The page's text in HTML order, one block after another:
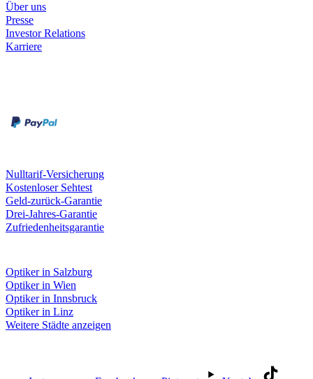
Über uns
Presse
Investor Relations
Karriere
Nulltarif-Versicherung
Kostenloser Sehtest
Geld-zurück-Garantie
Drei-Jahres-Garantie
Zufriedenheitsgarantie
Optiker in Salzburg
Optiker in Wien
Optiker in Innsbruck
Optiker in Linz
Weitere Städte anzeigen